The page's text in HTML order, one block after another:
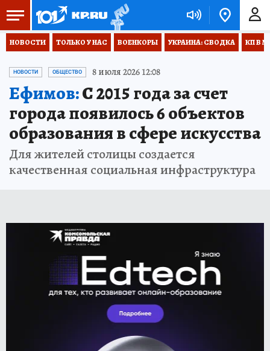
НОВОСТИ ТОЛЬКО У НАС ВОЕНКОРЫ УКРАИНА: СВОДКА КП В
НОВОСТИ ОБЩЕСТВО 8 июля 2026 12:08
Ефимов:С 2015 года за счет
города появилось 6 объектов
образования в сфере искусства
Для жителей столицы создается
качественная социальная инфраструктура